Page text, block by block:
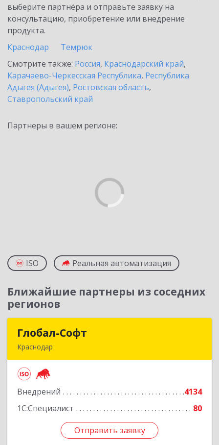
выберите партнёра и отправьте заявку на
консультацию, приобретение или внедрение
продукта.
Краснодар
Темрюк
Смотрите также: Россия, Краснодарский край,
Карачаево-Черкесская Республика, Республика
Адыгея (Адыгея), Ростовская область,
Ставропольский край
Партнеры в вашем регионе:
ISO Реальная автоматизация
Ближайшие партнеры из соседних
регионов
Глобал-Софт
Краснодар
Внедрений
4134
1С:Специалист
80
Отправить заявку
Подробнее
Отправить заявку